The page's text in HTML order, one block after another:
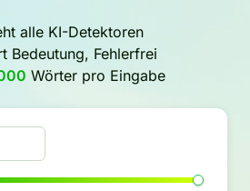
alle KI-Detektoren
Bedeutung, Fehlerfrei
Wörter pro Eingabe